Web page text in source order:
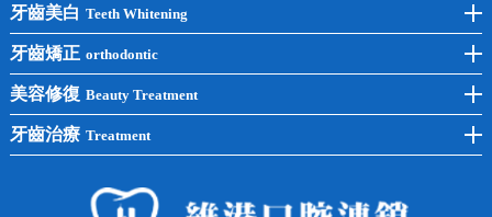
前牙種植
後牙種植
單顆種植
半口種植
全口種植
牙齒美白 Teeth Whitening
冷光美白
洗牙
黃黑牙
常見問題
牙齒矯正 orthodontic
牙齒矯正
兒童矯正
美容修復 Beauty Treatment
全瓷牙
牙齒治療 Treatment